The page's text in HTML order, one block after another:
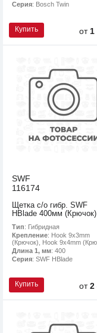
Серия: Bosch Twin
Купить от 1
SWF
116174
Щетка с/о гибр. SWF
HBlade 400мм (Крючок)
Тип: Гибридная
Крепление: Hook 9x3mm
(Крючок), Hook 9x4mm
Длина 1, мм: 400
Серия: SWF HBlade
Купить от2